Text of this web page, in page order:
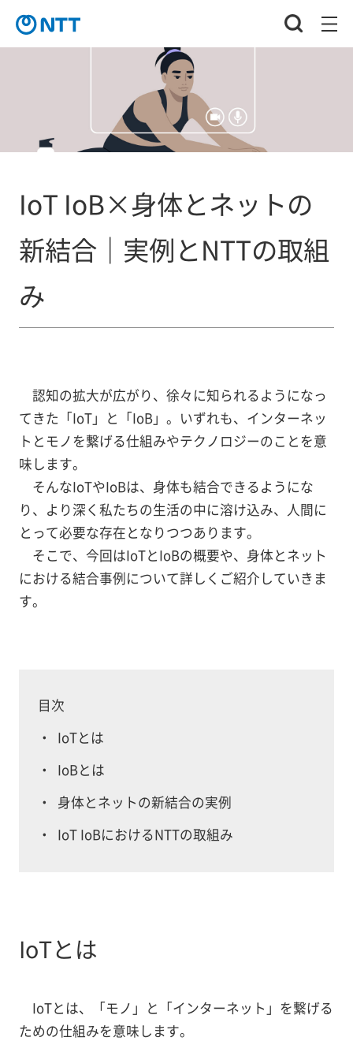
IoT IoB×身体とネットの
新結合｜実例とNTTの取組
み
認知の拡大が広がり、徐々に知られるようになっ
てきた「IoT」と「IoB」。いずれも、インターネッ
トとモノを繋げる仕組みやテクノロジーのことを意
味します。
そんなIoTやIoBは、身体も結合できるようにな
り、より深く私たちの生活の中に溶け込み、人間に
とって必要な存在となりつつあります。
そこで、今回はIoTとIoBの概要や、身体とネット
における結合事例について詳しくご紹介していきま
す。
目次
・
IoTとは
・
IoBとは
・
身体とネットの新結合の実例
・
IoT IoBにおけるNTTの取組み
IoTとは
IoTとは、「モノ」と「インターネット」を繋げる
ための仕組みを意味します。